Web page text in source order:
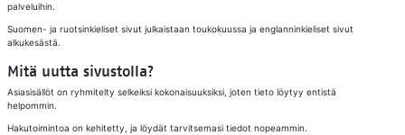
palveluihin.
Suomen- ja ruotsinkieliset sivut julkaistaan toukokuussa ja englanninkieliset sivut
alkukesästä.
Mitä uutta sivustolla?
Asiasisällöt on ryhmitelty selkeiksi kokonaisuuksiksi, joten tieto löytyy entistä
helpommin.
Hakutoimintoa on kehitetty, ja löydät tarvitsemasi tiedot nopeammin.